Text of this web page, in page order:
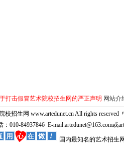
打击假冒艺术院校招生网的严正声明 网站介
校招生网 www.artedunet.cn All rights reserved
：010-84937846 E-mail:artedunet@163.com或
国内最知名的艺术招生